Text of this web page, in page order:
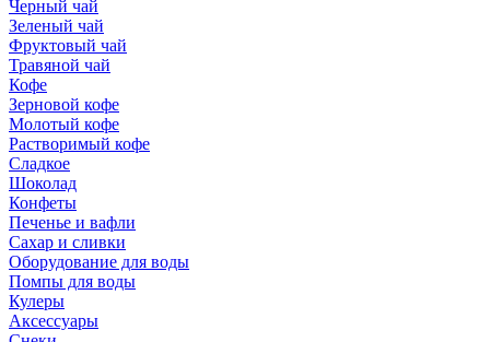
Черный чай
Зеленый чай
Фруктовый чай
Травяной чай
Кофе
Зерновой кофе
Молотый кофе
Растворимый кофе
Сладкое
Шоколад
Конфеты
Печенье и вафли
Сахар и сливки
Оборудование для воды
Помпы для воды
Кулеры
Аксессуары